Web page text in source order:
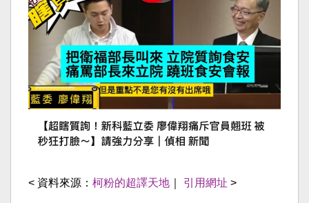
< 資料來源： 柯粉的超譯天地 引用網址 >